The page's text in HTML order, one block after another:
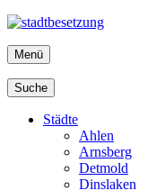
Menü
Suche
Städte
Ahlen
Arnsberg
Detmold
Dinslaken